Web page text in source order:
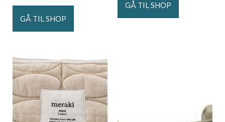
GÅ TIL SHOP
GÅ TIL SHOP